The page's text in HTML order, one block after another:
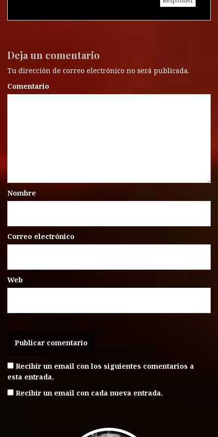
Deja un comentario
Tu dirección de correo electrónico no será publicada.
Comentario
Nombre
Correo electrónico
Web
Recibir un email con los siguientes comentarios a
esta entrada.
Recibir un email con cada nueva entrada.